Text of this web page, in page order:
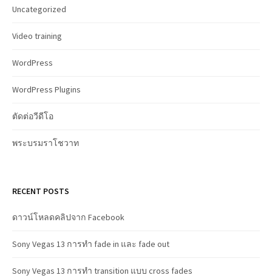
Uncategorized
Video training
WordPress
WordPress Plugins
ตัดต่อวีดีโอ
พระบรมราโชวาท
RECENT POSTS
ดาวน์โหลดคลิปจาก Facebook
Sony Vegas 13 การทำ fade in และ fade out
Sony Vegas 13 การทำ transition แบบ cross fades